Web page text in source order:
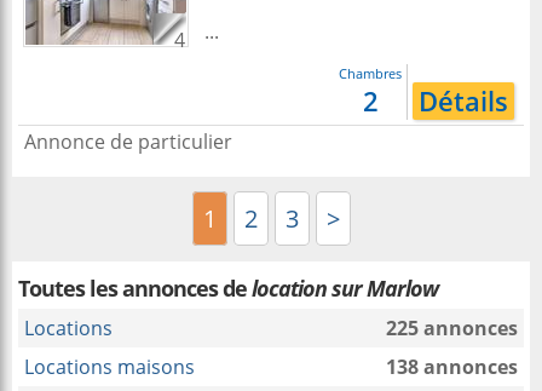
4
...
Chambres
2 Détails
Annonce de particulier
1 2 3 >
Toutes les annonces delocation sur Marlow
Locations
225 annonces
Locations maisons
138 annonces